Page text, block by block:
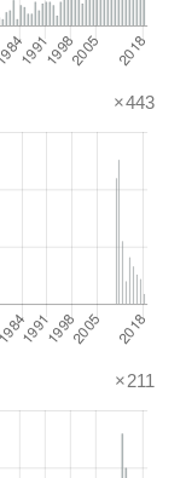
×443
×211